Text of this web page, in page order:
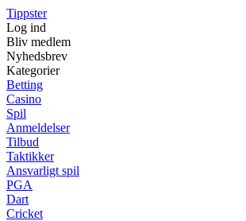
Tippster
Log ind
Bliv medlem
Nyhedsbrev
Kategorier
Betting
Casino
Spil
Anmeldelser
Tilbud
Taktikker
Ansvarligt spil
PGA
Dart
Cricket